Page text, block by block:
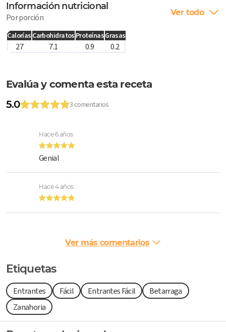
Información nutricional
Por porción Ver todo
Calorías Carbohidratos ProteínasGrasas
27 7.1 0.9 0.2
Evalúa y comenta esta receta
5.0
3 comentarios
Hace 6 años
Genial
Hace 4 años
Ver más comentarios
Etiquetas
Entrantes Fácil Entrantes Fácil
Betarraga
Zanahoria